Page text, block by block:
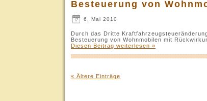
Besteuerung von
6. Mai 2010
Durch das Dritte
Besteuerung von Wohnmobilen mit
Diesen Beitrag weiterlesen »
« Ältere Einträge